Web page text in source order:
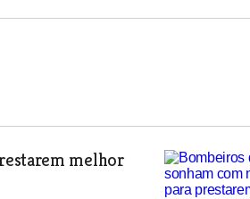
melhor